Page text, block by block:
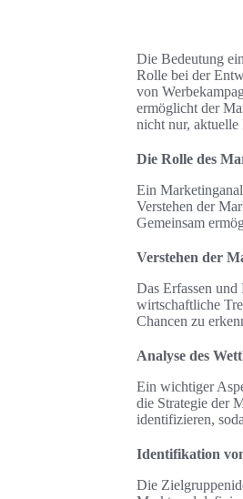
Die Bedeutung
Rolle bei der
von
ermöglicht der
nicht nur, aktuelle
Die Rolle des
Ein
Verstehen der
Gemeinsam
Verstehen der
Das Erfassen
wirtschaftliche
Chancen zu
Analyse des
Ein wichtiger
die Strategie der
identifizieren,
Identifikation
Die